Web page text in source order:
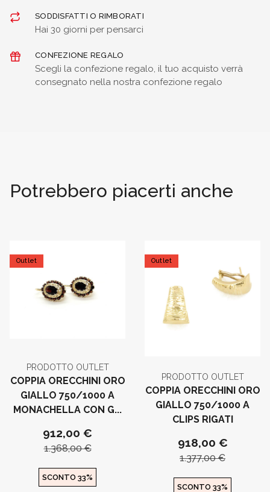
SODDISFATTI O RIMBORATI
Hai 30 giorni per pensarci
CONFEZIONE REGALO
Scegli la confezione regalo, il tuo acquisto verrà
consegnato nella nostra confezione regalo
Potrebbero piacerti anche
Outlet
PRODOTTO OUTLET
COPPIA ORECCHINI ORO
GIALLO 750/1000 A
MONACHELLA CON G...
912,00 €
1.368,00 €
SCONTO 33%
Outlet
PRODOTTO OUTLET
COPPIA ORECCHINI ORO
GIALLO 750/1000 A
CLIPS RIGATI
918,00 €
1.377,00 €
SCONTO 33%